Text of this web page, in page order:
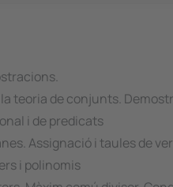
teoria de conjunts.
i de predicats
Assignació i taules de
i polinomis